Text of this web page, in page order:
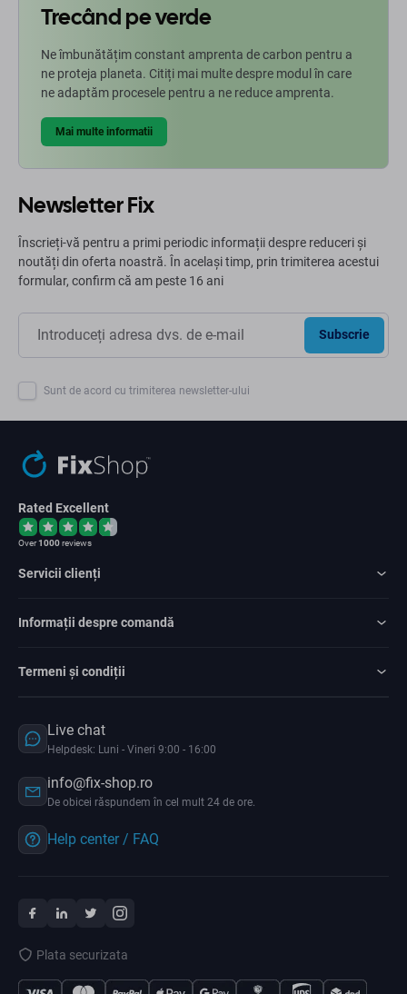
Trecând pe verde
Ne îmbunătățim constant amprenta de carbon pentru a
ne proteja planeta. Citiți mai multe despre modul în care
ne adaptăm procesele pentru a ne reduce amprenta.
Mai multe informatii
Newsletter Fix
Înscrieți-vă pentru a primi periodic informații despre reduceri și
noutăți din oferta noastră. În același timp, prin trimiterea acestui
formular, confirm că am peste 16 ani
Subscrie
Sunt de acord cu trimiterea newsletter-ului
Rated Excellent
Over1000reviews
Servicii clienți
Informații despre comandă
Termeni și condiții
Live chat
Helpdesk: Luni - Vineri 9:00 - 16:00
info@fix-shop.ro
De obicei răspundem în cel mult 24 de ore.
Help center / FAQ
Plata securizata